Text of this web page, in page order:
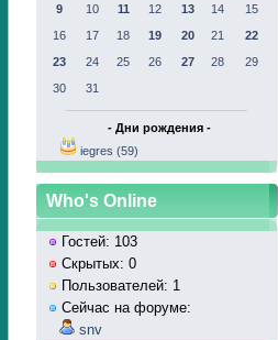
9
10 11 12 13 14
15
16
17 18 19 20 21
22
23
24 25 26 27 28
29
30
31
- Дни рождения -
iegres (59)
Who's Online
Гостей: 103
Скрытых: 0
Пользователей: 1
Сейчас на форуме:
snv